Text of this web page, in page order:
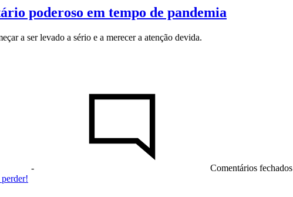
poderoso em tempo de pandemia
a ser levado a sério e a merecer a atenção devida.
- Comentários fechados